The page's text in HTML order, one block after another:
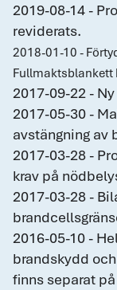
2019-08-14 -
reviderats.
2018-01-10 -
Fullmaktsblankett
2017-09-22 -
2017-05-30 -
avstängning av
2017-03-28 -
krav på
2017-03-28 -
2016-05-10 -
brandskydd
finns separat